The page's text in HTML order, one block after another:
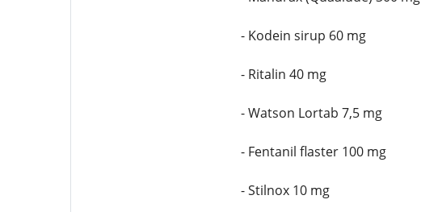
- Kodein sirup 60 mg
- Ritalin 40 mg
- Watson Lortab 7,5 mg
- Fentanil flaster 100 mg
- Stilnox 10 mg